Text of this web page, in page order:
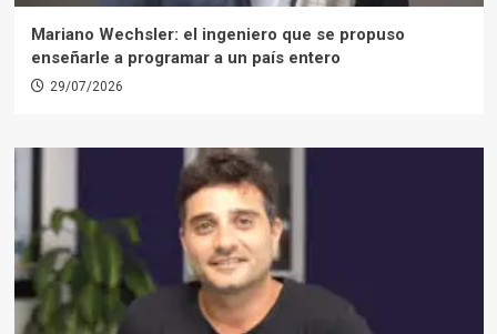
Mariano Wechsler: el ingeniero que se propuso
enseñarle a programar a un país entero
29/07/2026